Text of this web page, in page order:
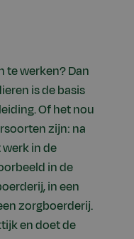
te werken? Dan
is de basis
Of het nou
zijn: na
in de
in de
in een
zorgboerderij.
en doet de